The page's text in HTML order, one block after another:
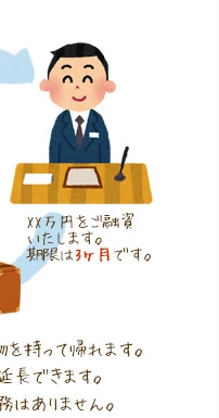
てて不安でしたが、他
の金額で大満足です。
の対応でとても良かっ